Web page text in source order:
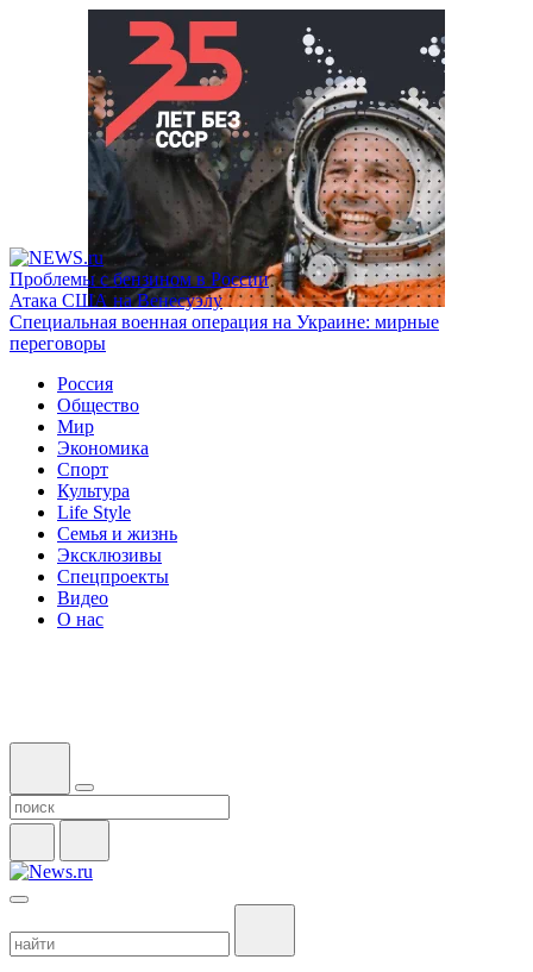
Проблемы с бензином в России
Атака США на Венесуэлу
Специальная военная операция на Украине: мирные
переговоры
Россия
Общество
Мир
Экономика
Спорт
Культура
Life Style
Семья и жизнь
Эксклюзивы
Спецпроекты
Видео
О нас